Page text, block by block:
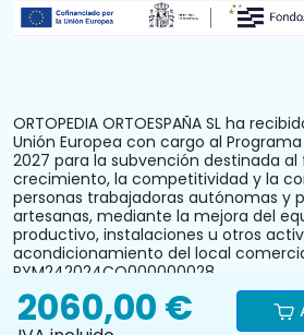
ORTOPEDIA ORTOESPAÑA SL ha
Unión Europea con cargo al Programa
2027 para la subvención destinada
crecimiento, la competitividad y la
personas trabajadoras autónomas y
artesanas, mediante la mejora del
productivo, instalaciones u otros
acondicionamiento del local
PYM242024CO000000028.
2060,00 €